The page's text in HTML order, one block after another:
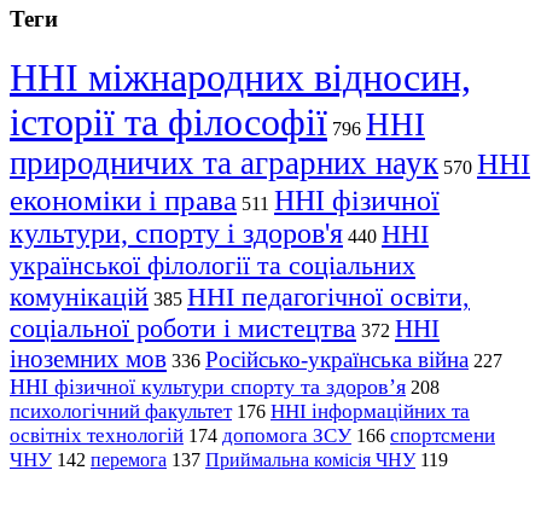
Теги
ННІ міжнародних відносин,
історії та філософії 796 ННІ
природничих та аграрних наук 570 ННІ
економіки і права 511 ННІ фізичної
культури, спорту і здоров'я 440 ННІ
української філології та соціальних
комунікацій 385 ННІ педагогічної освіти,
соціальної роботи і мистецтва 372 ННІ
іноземних мов 336 Російсько-українська війна 227
ННІ фізичної культури спорту та здоров’я 208
психологічний факультет 176 ННІ інформаційних та
освітніх технологій 174 допомога ЗСУ 166 спортсмени
ЧНУ 142 перемога 137 Приймальна комісія ЧНУ 119